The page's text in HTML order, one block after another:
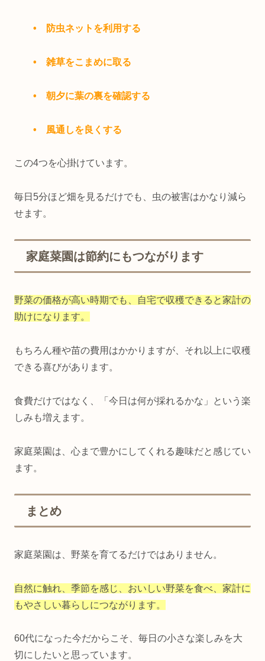
• 防虫ネットを利用する
• 雑草をこまめに取る
• 朝夕に葉の裏を確認する
• 風通しを良くする
この4つを心掛けています。
毎日5分ほど畑を見るだけでも、虫の被害はかなり減ら
せます。
家庭菜園は節約にもつながります
野菜の価格が高い時期でも、自宅で収穫できると家計の
助けになります。
もちろん種や苗の費用はかかりますが、それ以上に収穫
できる喜びがあります。
食費だけではなく、「今日は何が採れるかな」という楽
しみも増えます。
家庭菜園は、心まで豊かにしてくれる趣味だと感じてい
ます。
まとめ
家庭菜園は、野菜を育てるだけではありません。
自然に触れ、季節を感じ、おいしい野菜を食べ、家計に
もやさしい暮らしにつながります。
60代になった今だからこそ、毎日の小さな楽しみを大
切にしたいと思っています。